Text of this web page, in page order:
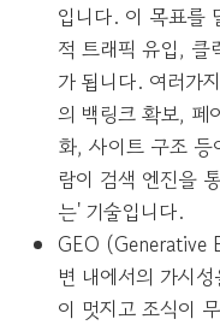
입니다. 이 목표를
적 트래픽 유입,
가 됩니다. 여러가
의 백링크 확보, 페
화, 사이트 구조
람이 검색 엔진을
는' 기술입니다.
GEO (Generative
변 내에서의 가시
이 멋지고 조식이